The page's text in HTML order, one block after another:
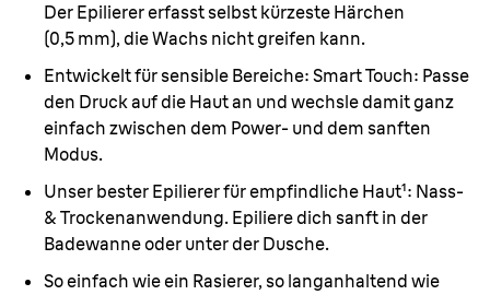
Der Epilierer erfasst selbst kürzeste Härchen
(0,5 mm), die Wachs nicht greifen kann.
Entwickelt für sensible Bereiche: Smart Touch: Passe
den Druck auf die Haut an und wechsle damit ganz
einfach zwischen dem Power- und dem sanften
Modus.
Unser bester Epilierer für empfindliche Haut¹: Nass-
& Trockenanwendung. Epiliere dich sanft in der
Badewanne oder unter der Dusche.
So einfach wie ein Rasierer, so langanhaltend wie